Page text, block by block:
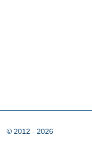
© 2012 - 2026